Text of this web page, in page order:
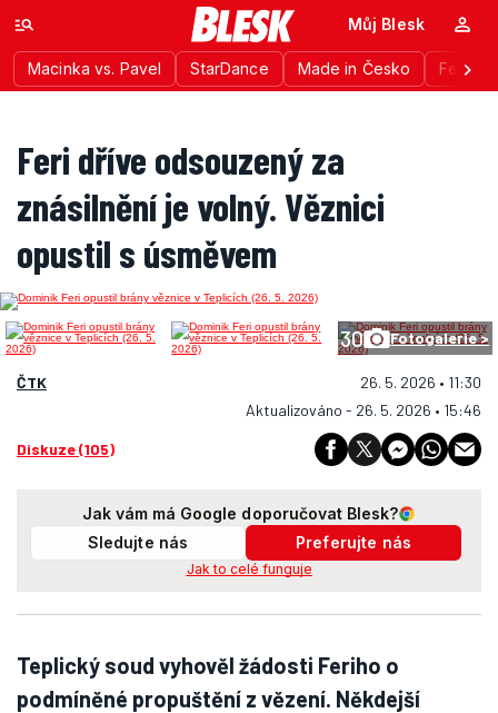
Macinka vs. Pavel StarDance Made in Česko
Můj Blesk
Feri dříve odsouzený za
znásilnění je volný. Věznici
opustil s úsměvem
30 Fotogalerie >
ČTK
26. 5. 2026 • 11:30
Aktualizováno - 26. 5. 2026 • 15:46
Diskuze (105)
Jak vám má Google doporučovat Blesk?
Sledujte nás
Preferujte nás
Jak to celé funguje
Teplický soud vyhověl žádosti Feriho o
podmíněné propuštění z vězení. Někdejší